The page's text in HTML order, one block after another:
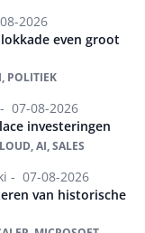
2026
even groot
POLITIEK
07-08-2026
investeringen
AI, SALES
- 07-08-2026
van historische